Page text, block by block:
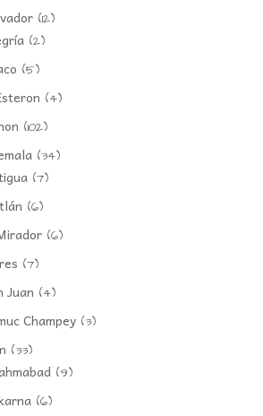
(12)
(2)
(5)
(4)
(102)
(34)
(7)
(6)
(6)
(7)
Juan (4)
Champey (3)
(33)
(9)
(6)